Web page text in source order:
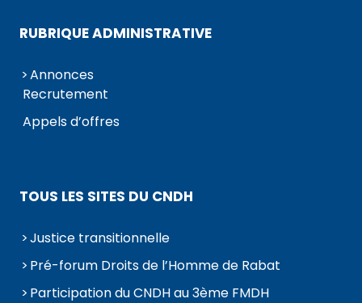
RUBRIQUE ADMINISTRATIVE
Annonces
Recrutement
Appels d’offres
TOUS LES SITES DU CNDH
Justice transitionnelle
Pré-forum Droits de l’Homme de Rabat
Participation du CNDH au 3ème FMDH